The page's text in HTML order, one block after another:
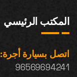
المكتب الرئيسي
اتصل بسيارة أجرة:
96569694241